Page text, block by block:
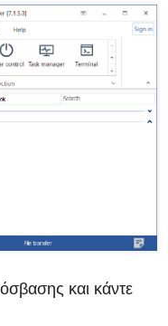
και κάντε